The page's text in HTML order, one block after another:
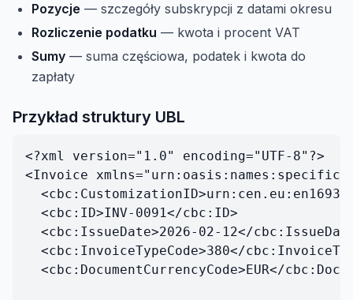
Pozycje — szczegóły subskrypcji z datami okresu
Rozliczenie podatku — kwota i procent VAT
Sumy — suma częściowa, podatek i kwota do
zapłaty
Przykład struktury UBL
<?xml version="1.0" encoding="UTF-8"?>
<Invoice
  <cbc:ID>INV-0091</cbc:ID>
<cbc:IssueDate>2026-02-12</
<cbc:InvoiceTypeCode>380</
<cbc:DocumentCurrencyCode>EUR</